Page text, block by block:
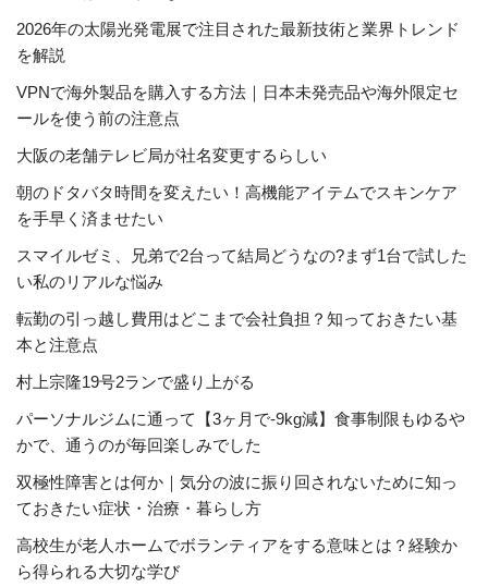
2026年の太陽光発電展で注目された最新技術と業界トレンド
を解説
VPNで海外製品を購入する方法｜日本未発売品や海外限定セ
ールを使う前の注意点
大阪の老舗テレビ局が社名変更するらしい
朝のドタバタ時間を変えたい！高機能アイテムでスキンケア
を手早く済ませたい
スマイルゼミ、兄弟で2台って結局どうなの?まず1台で試した
い私のリアルな悩み
転勤の引っ越し費用はどこまで会社負担？知っておきたい基
本と注意点
村上宗隆19号2ランで盛り上がる
パーソナルジムに通って【3ヶ月で-9kg減】食事制限もゆるや
かで、通うのが毎回楽しみでした
双極性障害とは何か｜気分の波に振り回されないために知っ
ておきたい症状・治療・暮らし方
高校生が老人ホームでボランティアをする意味とは？経験か
ら得られる大切な学び